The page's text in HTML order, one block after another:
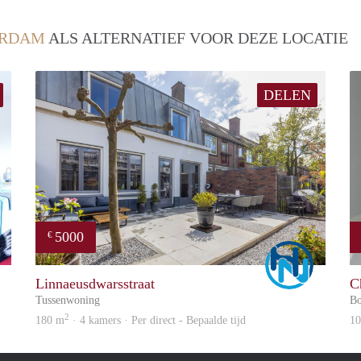
ALS ALTERNATIEF VOOR DEZE LOCATIE
Marco
DELEN
€ 5000
Marco
Linnaeusdwarsstraat
Tussenwoning
180 m2 · 4 kamers · Per direct - Bepaalde tijd